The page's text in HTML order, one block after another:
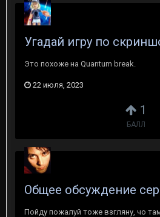
1
БАЛЛ
Угадай игру по
Это похоже на Quantum break.
22 июля, 2023
Общее обсуждение
Пойду пожалуй тоже взгляну, чо